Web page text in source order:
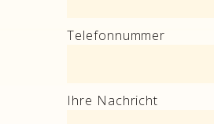
Telefonnummer
Ihre Nachricht